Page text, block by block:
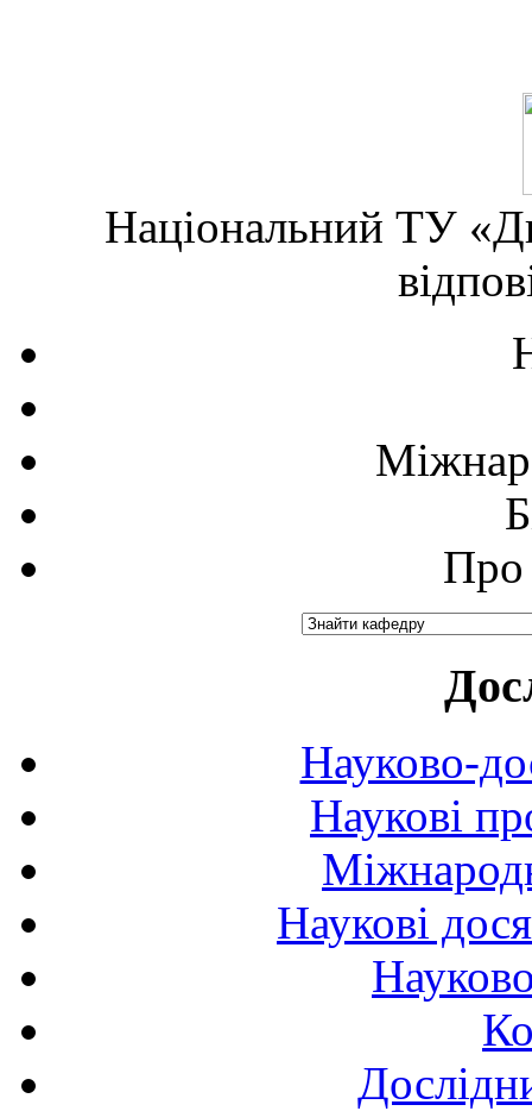
Національний ТУ
Про
Науково-
Наукові
Наукові